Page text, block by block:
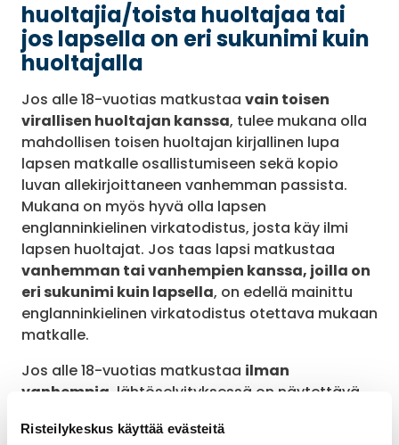
Risteilykeskus käyttää evästeitä
huoltajia/toista huoltajaa tai
jos lapsella on eri sukunimi kuin
huoltajalla
Jos alle 18-vuotias matkustaa vain toisen
virallisen huoltajan kanssa, tulee mukana olla
mahdollisen toisen huoltajan kirjallinen lupa
lapsen matkalle osallistumiseen sekä kopio
luvan allekirjoittaneen vanhemman passista.
Mukana on myös hyvä olla lapsen
englanninkielinen virkatodistus, josta käy ilmi
lapsen huoltajat. Jos taas lapsi matkustaa
vanhemman tai vanhempien kanssa, joilla on
eri sukunimi kuin lapsella, on edellä mainittu
englanninkielinen virkatodistus otettava mukaan
matkalle.
Jos alle 18-vuotias matkustaa ilman
vanhempia , lähtöselvityksessä on näytettävä
vanhempien allekirjoittama lupa siitä, että